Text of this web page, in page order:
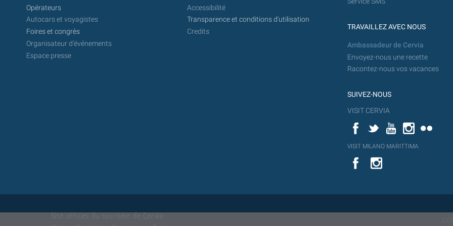
Opérateurs
Autocars et voyagistes
Foires et congrès
Organisateur d'événements
Espace presse
Accessibilité
Transparence et conditions d'utilisation
Credits
TRAVAILLEZ AVEC NOUS
Ambassadeur de Cervia
Envoyez-nous une recette
Racontez-nous vos vacances
SUIVEZ-NOUS
VISIT CERVIA
FacebookTwitterYouTubeInstagram
YouT
VISIT MILANO MARITTIMA
Flick
VISIT
MILANO
YouTube